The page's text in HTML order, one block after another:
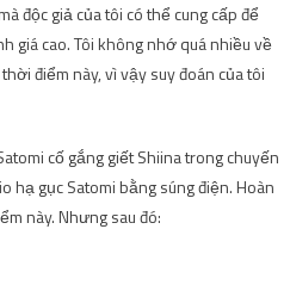
độc giả của tôi có thể cung cấp để
giá cao. Tôi không nhớ quá nhiều về
điểm này, vì vậy suy đoán của tôi
cố gắng giết Shiina trong chuyến
hạ gục Satomi bằng súng điện. Hoàn
này. Nhưng sau đó: